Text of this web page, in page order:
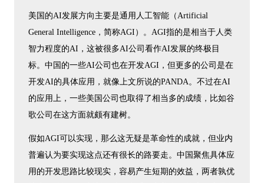
美国的AI发展方向主要是通用人工智能（Artificial
General Intelligence，简称AGI）。AGI指的是相当于人类
智力程度的AI，这被很多AI公司看作AI发展的终极目
标。中国的一些AI公司也在开发AGI，但更多的公司是在
开发AI的具体应用，就像上文所说的PANDA。不过在AI
的应用上，一些美国公司也取得了相当多的成绩，比如谷
歌公司在这方面就颇有建树。
假如AGI可以实现，那么这无疑是革命性的成就，但业内
普遍认为要实现这点还有很长的路要走。中国聚焦具体应
用的开发思路比较现实，容易产生短期的效益，两者孰优